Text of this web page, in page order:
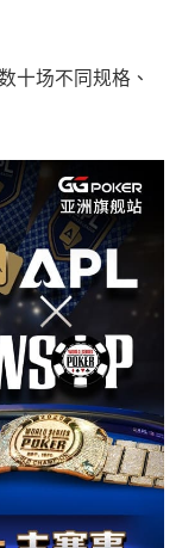
十场不同规格、